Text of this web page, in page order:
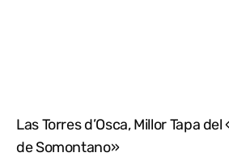
Las Torres d’Osca, Millor Tapa
de Somontano»